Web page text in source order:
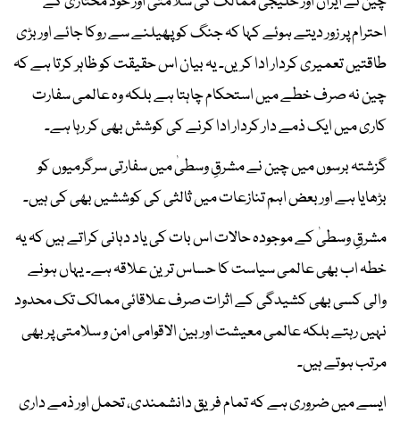
احترام پر زور دیتے ہوئے کہا کہ جنگ کو پھیلنے سے روکا جائے اور بڑی
طاقتیں تعمیری کردار ادا کریں۔ یہ بیان اس حقیقت کو ظاہر کرتا ہے کہ
چین نہ صرف خطے میں استحکام چاہتا ہے بلکہ وہ عالمی سفارت
کاری میں ایک ذمے دار کردار ادا کرنے کی کوشش بھی کر رہا ہے۔
گزشتہ برسوں میں چین نے مشرقِ وسطیٰ میں سفارتی سرگرمیوں کو
بڑھایا ہے اور بعض اہم تنازعات میں ثالثی کی کوششیں بھی کی ہیں۔
مشرقِ وسطیٰ کے موجودہ حالات اس بات کی یاد دہانی کراتے ہیں کہ یہ
خطہ اب بھی عالمی سیاست کا حساس ترین علاقہ ہے۔ یہاں ہونے
والی کسی بھی کشیدگی کے اثرات صرف علاقائی ممالک تک محدود
نہیں رہتے بلکہ عالمی معیشت اور بین الاقوامی امن و سلامتی پر بھی
مرتب ہوتے ہیں۔
ایسے میں ضروری ہے کہ تمام فریق دانشمندی، تحمل اور ذمے داری